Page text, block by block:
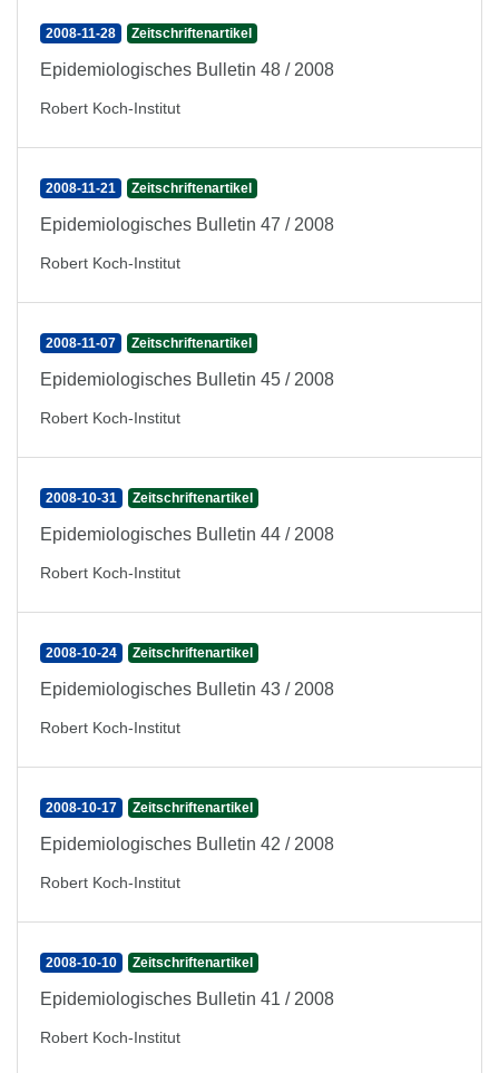
2008-11-28 Zeitschriftenartikel
Epidemiologisches Bulletin 48 / 2008
Robert Koch-Institut
2008-11-21 Zeitschriftenartikel
Epidemiologisches Bulletin 47 / 2008
Robert Koch-Institut
2008-11-07 Zeitschriftenartikel
Epidemiologisches Bulletin 45 / 2008
Robert Koch-Institut
2008-10-31 Zeitschriftenartikel
Epidemiologisches Bulletin 44 / 2008
Robert Koch-Institut
2008-10-24 Zeitschriftenartikel
Epidemiologisches Bulletin 43 / 2008
Robert Koch-Institut
2008-10-17 Zeitschriftenartikel
Epidemiologisches Bulletin 42 / 2008
Robert Koch-Institut
2008-10-10 Zeitschriftenartikel
Epidemiologisches Bulletin 41 / 2008
Robert Koch-Institut